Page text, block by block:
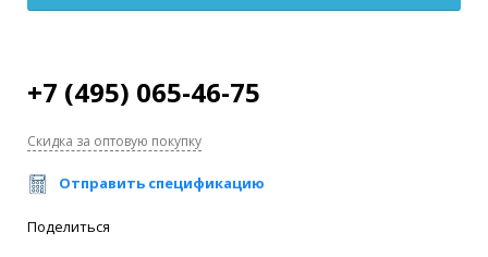
+7 (495) 065-46-75
Скидка за оптовую покупку
Отправить спецификацию
Поделиться